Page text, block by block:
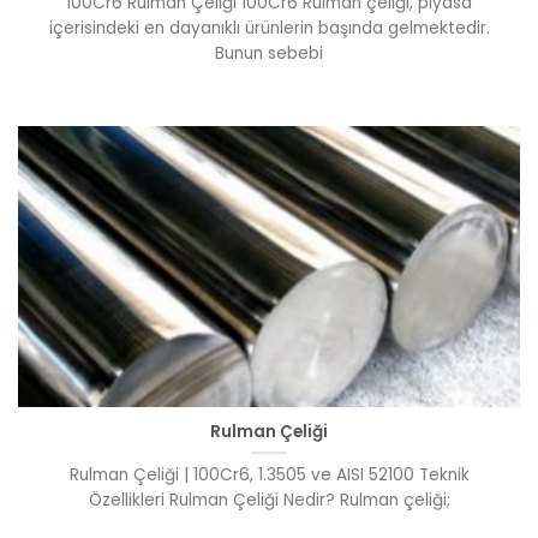
içerisindeki en dayanıklı ürünlerin başında gelmektedir.
Bunun sebebi
Rulman Çeliği
Rulman Çeliği | 100Cr6, 1.3505 ve AISI 52100 Teknik
Özellikleri Rulman Çeliği Nedir? Rulman çeliği;